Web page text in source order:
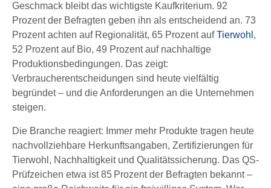
Geschmack bleibt das wichtigste Kaufkriterium. 92
Prozent der Befragten geben ihn als entscheidend an. 73
Prozent achten auf Regionalität, 65 Prozent aufTierwohl ,
52 Prozent auf Bio, 49 Prozent auf nachhaltige
Produktionsbedingungen. Das zeigt:
Verbraucherentscheidungen sind heute vielfältig
begründet – und die Anforderungen an die Unternehmen
steigen.
Die Branche reagiert: Immer mehr Produkte tragen heute
nachvollziehbare Herkunftsangaben, Zertifizierungen für
Tierwohl, Nachhaltigkeit und Qualitätssicherung. Das QS-
Prüfzeichen etwa ist 85 Prozent der Befragten bekannt –